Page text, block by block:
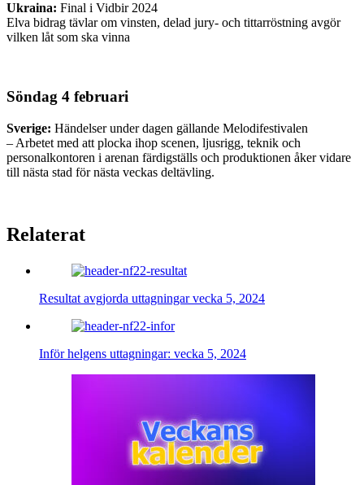
Ukraina: Final i Vidbir 2024
Elva bidrag tävlar om vinsten, delad jury- och tittarröstning avgör
vilken låt som ska vinna
Söndag 4 februari
Sverige: Händelser under dagen gällande Melodifestivalen
– Arbetet med att plocka ihop scenen, ljusrigg, teknik och
personalkontoren i arenan färdigställs och produktionen åker vidare
till nästa stad för nästa veckas deltävling.
Relaterat
Resultat avgjorda uttagningar vecka 5, 2024
Inför helgens uttagningar: vecka 5, 2024